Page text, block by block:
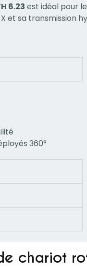
6.23 est idéal pour
et sa transmission
360°
chariot